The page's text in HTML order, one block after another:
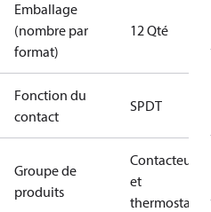
Emballage
(nombre par
format)
12 Qté
Fonction du
contact
SPDT
Groupe de
produits
Contacteurs
et
thermostats